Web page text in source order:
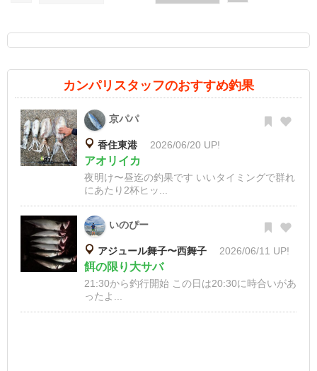
カンパリスタッフのおすすめ釣果
京パパ
香住東港 2026/06/20 UP!
アオリイカ
夜明け〜昼迄の釣果です いいタイミングで群れ
にあたり2杯ヒッ...
いのぴー
アジュール舞子〜西舞子 2026/06/11 UP!
餌の限り大サバ
21:30から釣行開始 この日は20:30に時合いがあ
ったよ...